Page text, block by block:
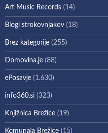
Art Music Records (14)
Blogi strokovnjakov (18)
Brez kategorije (255)
Domovina.je (88)
ePosavje (1.630)
info360.si (323)
Knjižnica Brežice (19)
Komunala Brežice (15)